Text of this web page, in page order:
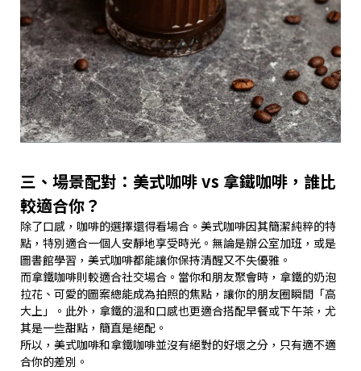
三、場景配對：美式咖啡 vs 拿鐵咖啡，誰比
較適合你？
除了口感，咖啡的選擇還得看場合。美式咖啡因其簡潔純粹的特
點，特別適合一個人安靜地享受時光。無論是辦公室加班，或是
圖書館學習，美式咖啡都能讓你保持清醒又不失優雅。
而拿鐵咖啡則較適合社交場合。當你和朋友聚會時，拿鐵的奶泡
拉花、可愛的圖案總能成為拍照的焦點，讓你的朋友圈瞬間「高
大上」。此外，拿鐵的溫和口感也更適合搭配早餐或下午茶，尤
其是一些甜點，簡直是絕配。
所以，美式咖啡和拿鐵咖啡並沒有絕對的好壞之分，只有適不適
合你的差別。